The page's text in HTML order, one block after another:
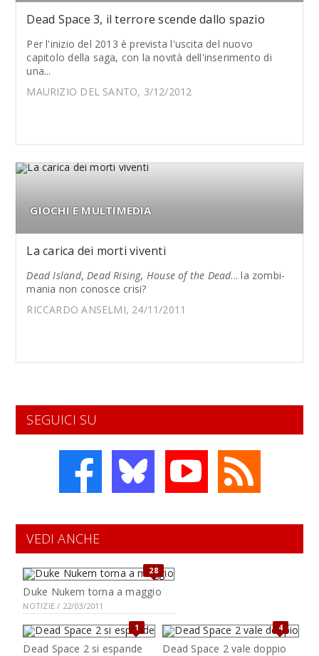
Dead Space 3, il terrore scende dallo spazio
Per l'inizio del 2013 è prevista l'uscita del nuovo
capitolo della saga, con la novità dell'inserimento di
una...
MAURIZIO DEL SANTO, 3/12/2012
GIOCHI E MULTIMEDIA
La carica dei morti viventi
Dead Island, Dead Rising, House of the Dead... la zombi-
mania non conosce crisi?
RICCARDO ANSELMI, 24/11/2011
SEGUICI SU
VEDI ANCHE
28
Duke Nukem torna a maggio
NOTIZIE / 22/03/2011
1
Dead Space 2 si espande
4
Dead Space 2 vale doppio